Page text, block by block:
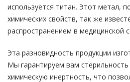
используется титан. Этот метал,
химических свойств, так же
распространением в медицинской
Эта разновидность продукции
Мы гарантируем вам стерильность
химическую инертность, что